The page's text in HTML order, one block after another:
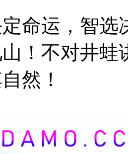
运，智选
！不对井蛙
然！